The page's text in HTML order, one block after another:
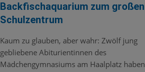
Backfischaquarium zum großen
Schulzentrum
Kaum zu glauben, aber wahr: Zwölf jung
gebliebene Abiturientinnen des
Mädchengymnasiums am Haalplatz haben